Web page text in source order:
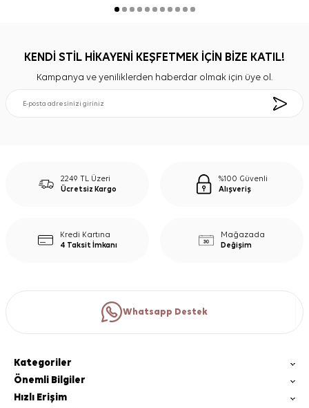
KENDİ STİL HİKAYENİ KEŞFETMEK İÇİN BİZE KATIL!
Kampanya ve yeniliklerden haberdar olmak için üye ol.
2249 TL Üzeri
Ücretsiz Kargo
%100 Güvenli
Alışveriş
Kredi Kartına
4 Taksit İmkanı
Mağazada
Değişim
Whatsapp Destek
Kategoriler
Önemli Bilgiler
Hızlı Erişim